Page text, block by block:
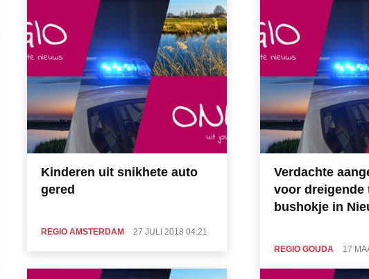
Kinderen uit snikhete auto
gered
REGIO AMSTERDAM 27 JULI 2018 04:21
Verdachte
voor dreigende
bushokje in
REGIO GOUDA 17